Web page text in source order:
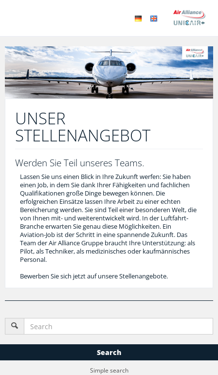
UNSER
STELLENANGEBOT
Werden Sie Teil unseres Teams.
Lassen Sie uns einen Blick in Ihre Zukunft werfen: Sie haben
einen Job, in dem Sie dank Ihrer Fähigkeiten und fachlichen
Qualifikationen große Dinge bewegen können. Die
erfolgreichen Einsätze lassen Ihre Arbeit zu einer echten
Bereicherung werden. Sie sind Teil einer besonderen Welt, die
von Ihnen mit- und weiterentwickelt wird. In der Luftfahrt-
Branche erwarten Sie genau diese Möglichkeiten. Ein
Aviation-Job ist der Schritt in eine spannende Zukunft. Das
Team der Air Alliance Gruppe braucht Ihre Unterstützung: als
Pilot, als Techniker, als medizinisches oder kaufmännisches
Personal.
Bewerben Sie sich jetzt auf unsere Stellenangebote.
Search
Simple search